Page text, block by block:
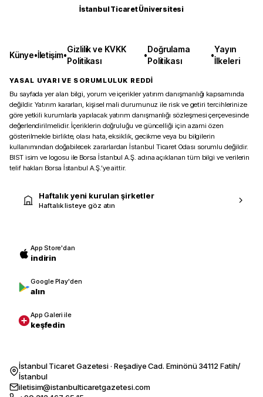
İstanbul Ticaret Üniversitesi
Künye•İletişim•
Gizlilik ve KVKK
Politikası
•
Doğrulama
Politikası
•
Yayın
İlkeleri
YASAL UYARI VE SORUMLULUK REDDİ
Bu sayfada yer alan bilgi, yorum ve içerikler yatırım danışmanlığı kapsamında
değildir. Yatırım kararları, kişisel mali durumunuz ile risk ve getiri tercihlerinize
göre yetkili kurumlarla yapılacak yatırım danışmanlığı sözleşmesi çerçevesinde
değerlendirilmelidir. İçeriklerin doğruluğu ve güncelliği için azami özen
gösterilmekle birlikte, olası hata, eksiklik, gecikme veya bu bilgilerin
kullanımından doğabilecek zararlardan İstanbul Ticaret Odası sorumlu değildir.
BIST isim ve logosu ile Borsa İstanbul A.Ş. adına açıklanan tüm bilgi ve verilerin
telif hakları Borsa İstanbul A.Ş.’ye aittir.
Haftalık yeni kurulan şirketler
Haftalık listeye göz atın
App Store'dan
indirin
Google Play'den
alın
App Galeri ile
keşfedin
İstanbul Ticaret Gazetesi · Reşadiye Cad. Eminönü 34112 Fatih/
İstanbul
iletisim@istanbulticaretgazetesi.com